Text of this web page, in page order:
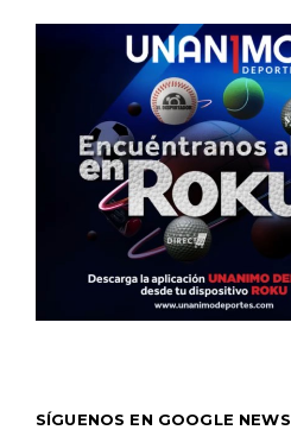
SÍGUENOS EN GOOGLE NEWS